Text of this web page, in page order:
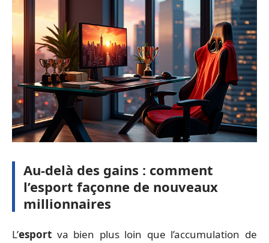
Au-delà des gains : comment
l’esport façonne de nouveaux
millionnaires
L’esport va bien plus loin que l’accumulation de